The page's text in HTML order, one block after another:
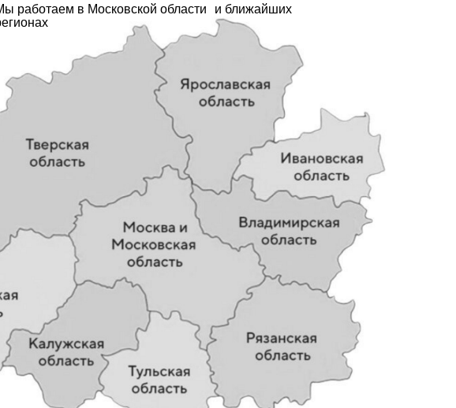
работаем в Московской области и ближайших